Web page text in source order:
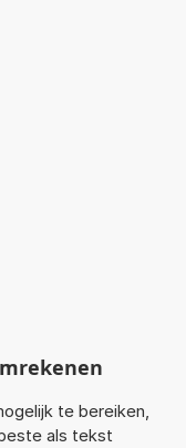
te bereiken,
als tekst